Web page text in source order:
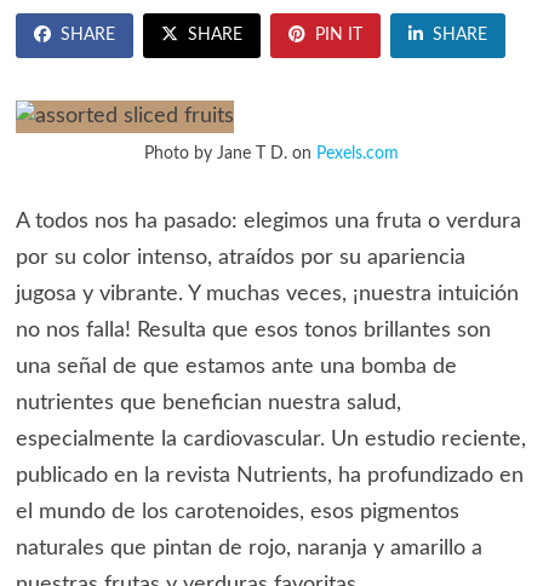
SHARE SHARE PIN IT SHARE
Photo by Jane T D. on Pexels.com
A todos nos ha pasado: elegimos una fruta o verdura
por su color intenso, atraídos por su apariencia
jugosa y vibrante. Y muchas veces, ¡nuestra intuición
no nos falla! Resulta que esos tonos brillantes son
una señal de que estamos ante una bomba de
nutrientes que benefician nuestra salud,
especialmente la cardiovascular. Un estudio reciente,
publicado en la revista Nutrients, ha profundizado en
el mundo de los carotenoides, esos pigmentos
naturales que pintan de rojo, naranja y amarillo a